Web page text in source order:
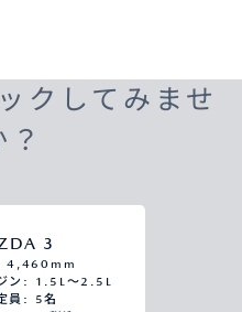
クしてみませ
3
4,460mm
ン: 1.5L～2.5L
員: 5名